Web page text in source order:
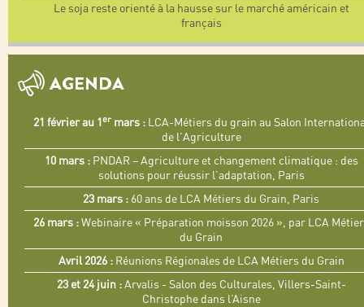
Le soja reste orienté à la hausse sur le marché américain et
français
AGENDA
21 février au 1er mars : LCA-Métiers du grain au Salon
de l'Agriculture
10 mars :PNDAR – Agriculture et changement climatique : des
solutions pour réussir l’adaptation, Paris
23 mars : 60 ans de LCA Métiers du Grain, Paris
26 mars :Webinaire « Préparation moisson 2026 », par LCA
du Grain
Avril 2026 :Réunions Régionales de LCA Métiers du Grain
23 et 24 juin :Arvalis - Salon des Culturales, Villers-Saint-
Christophe dans l’Aisne